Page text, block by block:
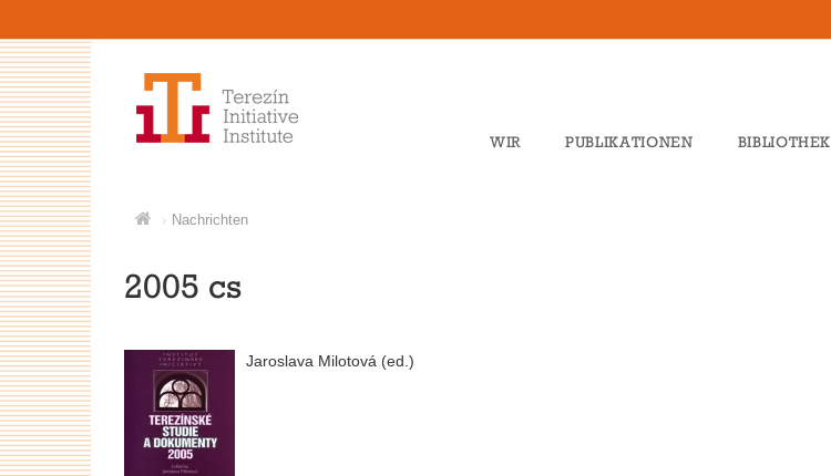
WIR PUBLIKATIONEN BIBLIOTHEK
Nachrichten
2005 cs
Jaroslava Milotová (ed.)